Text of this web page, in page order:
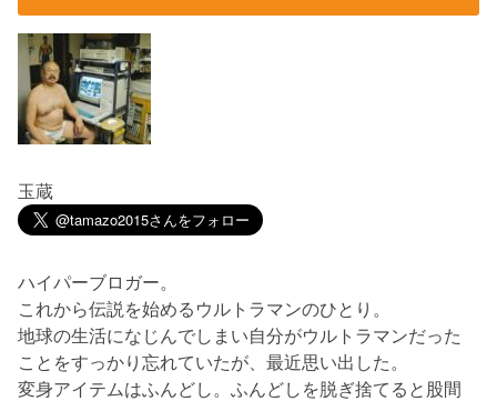
玉蔵
ハイパーブロガー。
これから伝説を始めるウルトラマンのひとり。
地球の生活になじんでしまい自分がウルトラマンだった
ことをすっかり忘れていたが、最近思い出した。
変身アイテムはふんどし。ふんどしを脱ぎ捨てると股間